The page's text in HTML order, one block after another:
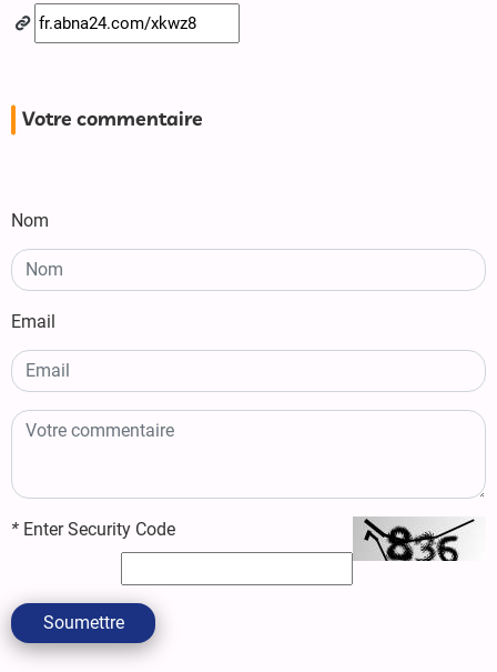
Votre commentaire
Nom
Email
* Enter Security Code
Soumettre